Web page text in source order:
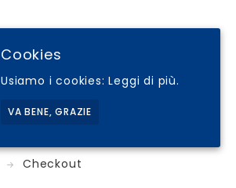
Cookie Policy
Checkout
Cookies
Usiamo i cookies:Leggi di più.
VA BENE, GRAZIE